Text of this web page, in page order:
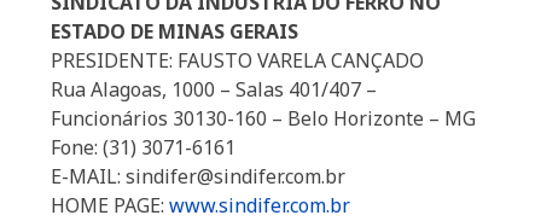
ESTADO DE MINAS GERAIS
PRESIDENTE: FAUSTO VARELA CANÇADO
Rua Alagoas, 1000 – Salas 401/407 –
Funcionários 30130-160 – Belo Horizonte – MG
Fone: (31) 3071-6161
E-MAIL: sindifer@sindifer.com.br
HOME PAGE:www.sindifer.com.br